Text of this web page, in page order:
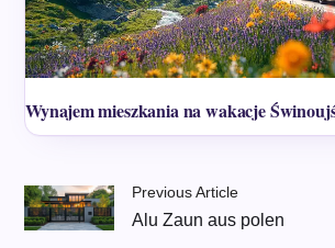
Wynajem mieszkania na wakacje
Previous Article
Alu Zaun aus polen